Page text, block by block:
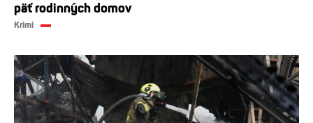
päť rodinných domov
Krimi